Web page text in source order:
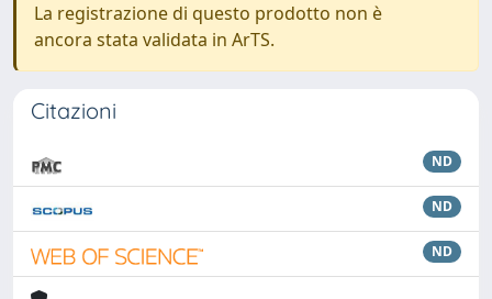
La registrazione di questo prodotto non è
ancora stata validata in ArTS.
Citazioni
ND
ND
ND